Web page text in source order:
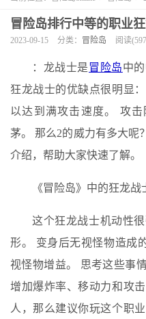
冒险岛排行中等的职业
2023-09-15 分类： 冒险岛 阅读
：龙战士是冒险岛中
狂龙战士的优缺点很明显
以达到满攻击速度。 攻
茅。 那么2的威力有多大呢
介绍，帮助大家快速了解。
《冒险岛》中的狂龙
这个狂龙战士机动性
形。 变身后无视怪物造成
视怪物增益。 思考这些事
增加爆炸率、移动力和攻
人，那么建议你玩这个职